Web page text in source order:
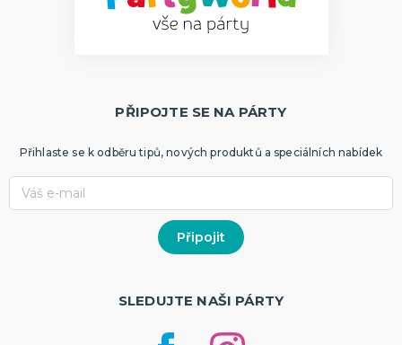
PŘIPOJTE SE NA PÁRTY
Přihlaste se k odběru tipů, nových produktů a speciálních nabídek
SLEDUJTE NAŠI PÁRTY